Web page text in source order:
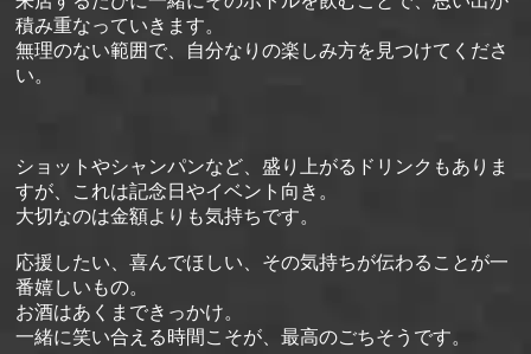
積み重なっていきます。
無理のない範囲で、自分なりの楽しみ方を見つけてくださ
い。
ショットやシャンパンなど、盛り上がるドリンクもありま
すが、これは記念日やイベント向き。
大切なのは金額よりも気持ちです。
応援したい、喜んでほしい、その気持ちが伝わることが一
番嬉しいもの。
お酒はあくまできっかけ。
一緒に笑い合える時間こそが、最高のごちそうです。